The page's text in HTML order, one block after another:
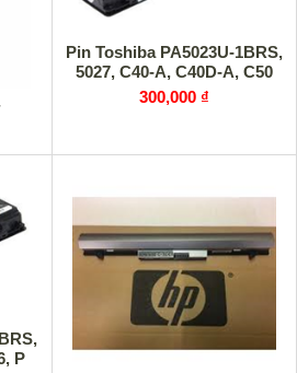
Pin Toshiba PA5023U-1BRS,
5027, C40-A, C40D-A, C50
300,000 ₫
P